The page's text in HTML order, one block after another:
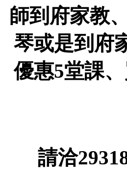
師到府家教
琴或是到府
優惠5堂課
請洽